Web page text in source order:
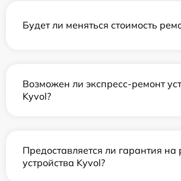
Будет ли меняться стоимость
Возможен ли экспресс-ремонт
Kyvol?
Предоставляется ли гарантия на
устройства Kyvol?